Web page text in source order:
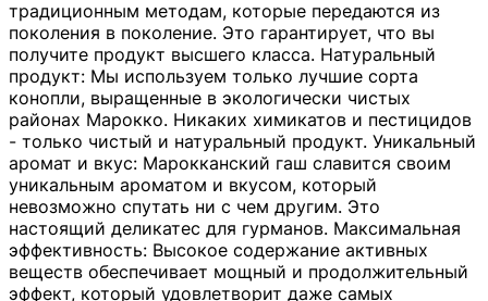
традиционным методам, которые передаются из
поколения в поколение. Это гарантирует, что вы
получите продукт высшего класса. Натуральный
продукт: Мы используем только лучшие сорта
конопли, выращенные в экологически чистых
районах Марокко. Никаких химикатов и пестицидов
- только чистый и натуральный продукт. Уникальный
аромат и вкус: Марокканский гаш славится своим
уникальным ароматом и вкусом, который
невозможно спутать ни с чем другим. Это
настоящий деликатес для гурманов. Максимальная
эффективность: Высокое содержание активных
веществ обеспечивает мощный и продолжительный
эффект, который удовлетворит даже самых